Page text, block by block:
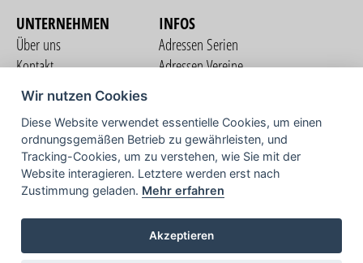
UNTERNEHMEN
Über uns
Kontakt
Nutzungsbedingungen
Datenschutzerklärung
Impressum
INFOS
Adressen Serien
Adressen Vereine
COMMUNITY
TV
Wir nutzen Cookies
Diese Website verwendet essentielle Cookies, um einen
ordnungsgemäßen Betrieb zu gewährleisten, und
Tracking-Cookies, um zu verstehen, wie Sie mit der
Website interagieren. Letztere werden erst nach
Zustimmung geladen. Mehr erfahren
Akzeptieren